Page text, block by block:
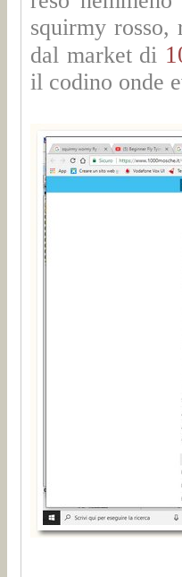
squirmy rosso,
dal market di
il codino onde